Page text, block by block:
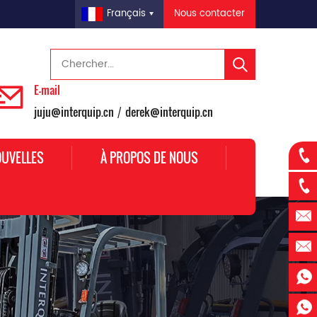
Nous contacter
Français
E-mail
juju@interquip.cn / derek@interquip.cn
À PROPOS DE NOUS